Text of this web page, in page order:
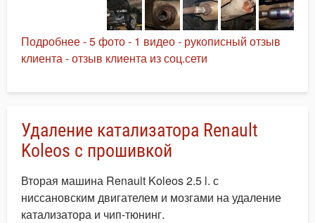
Подробнее - 5 фото - 1 видео - рукописный отзыв
клиента - отзыв клиента из соц.сети
Удаление катализатора Renault
Koleos с прошивкой
Вторая машина Renault Koleos 2.5 l. с
ниссановским двигателем и мозгами на удаление
катализатора и чип-тюнинг.